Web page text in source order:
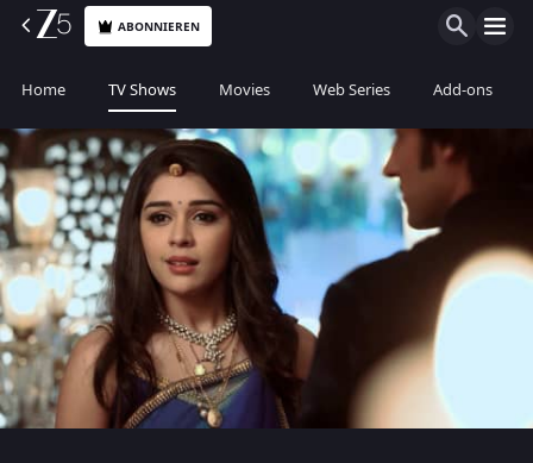
ABONNIEREN
Home TV Shows Movies Web Series Add-ons